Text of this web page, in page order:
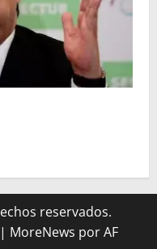
reservados.
| MoreNews por AF